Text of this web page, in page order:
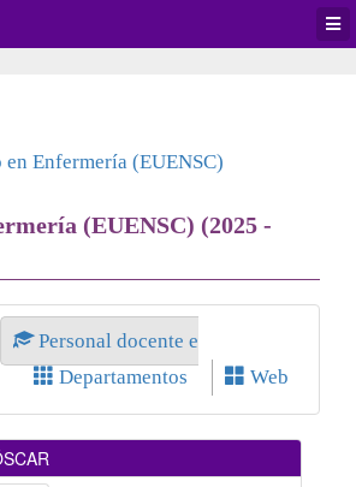
en Enfermería (EUENSC)
(EUENSC) (2025 -
Personal docente e
Departamentos Web